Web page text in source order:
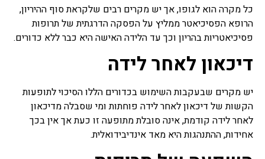
שמהם מושתתת הנחת היסוד
שלכל מחלה קיים המקור
הנפשי וכל שינוי בו חשוב לא
פחות מהרובד הרפואי, טיפול
אפשר לומר בתמציות פרחי
באך ולפעמים ניתן גם לומר
בפרחי באך תמציות נועד
לטפל בעיקר בבעיות קשב
וריכוז, היפר אקטיביות, מתחים
וחרדות, בעיות פוסט
טראומטיות ועוד בעיות רגשיות
כל מקרה הוא לגופו, אך יש מקרים רבים שלקראת סוף ההיריון,
הרופא הפסיכיאטר ממליץ על הפסקה הדרגתית של תרופות
פסיכיאטריות בהריון וכך עד הלידה האישה היא כבר ללא כדורים.
דיכאון לאחר לידה
יש מקרים שבעקבות השימוש בכדורים הללו הסיכוי לתופעות
הקשות של דיכאון לאחר לידה פוחתות ומי שסבלה מדיכאון
לאחר לידה קודמת, אינה סובלת מתופעה זו כעת אך אין בכך
אחידות, ההתנהגות היא מאד אינדיבידואלית.